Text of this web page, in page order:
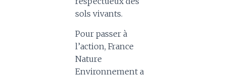
sols vivants.
Pour passer à
l’action, France
Nature
Environnement a